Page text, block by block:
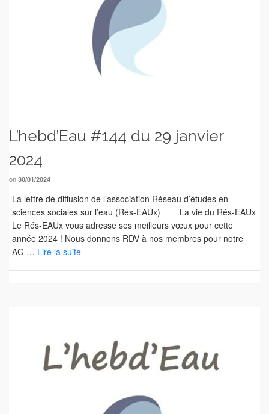
L’hebd’Eau #144 du 29 janvier
2024
on 30/01/2024
La lettre de diffusion de l’association Réseau d’études en
sciences sociales sur l’eau (Rés-EAUx) ___ La vie du Rés-EAUx
Le Rés-EAUx vous adresse ses meilleurs vœux pour cette
année 2024 ! Nous donnons RDV à nos membres pour notre
AG … Lire la suite